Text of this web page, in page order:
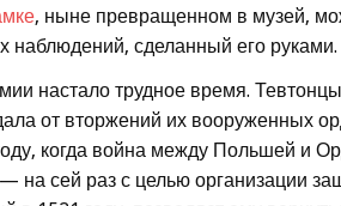
, ныне превращенном в музей,
наблюдений, сделанный его руками.
настало трудное время.
от вторжений их вооруженных
когда война между Польшей и
сей раз с целью организации